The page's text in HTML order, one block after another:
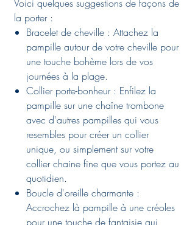
Voici quelques suggestions de façons de
la porter :
Bracelet de cheville : Attachez la
pampille autour de votre cheville pour
une touche bohème lors de vos
journées à la plage.
Collier porte-bonheur : Enfilez la
pampille sur une chaîne trombone
avec d'autres pampilles qui vous
resembles pour créer un collier
unique, ou simplement sur votre
collier chaine fine que vous portez au
quotidien.
Boucle d'oreille charmante :
Accrochez là pampille à une créoles
pour une touche de fantaisie qui